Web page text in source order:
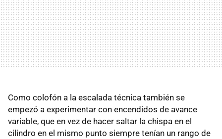
Como colofón a la escalada técnica también se
empezó a experimentar con encendidos de avance
variable, que en vez de hacer saltar la chispa en el
cilindro en el mismo punto siempre tenían un rango de